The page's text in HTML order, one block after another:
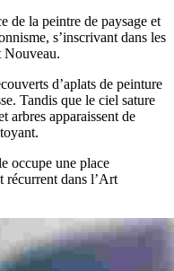
de la peintre de paysage et
s’inscrivant dans les
Nouveau.
d’aplats de peinture
Tandis que le ciel sature
arbres apparaissent de
occupe une place
récurrent dans l’Art